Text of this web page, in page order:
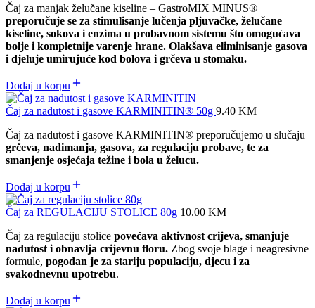
Čaj za manjak želučane kiseline – GastroMIX MINUS®
preporučuje se za stimulisanje lučenja pljuvačke, želučane
kiseline, sokova i enzima u probavnom sistemu što omogućava
bolje i kompletnije varenje hrane. Olakšava eliminisanje gasova
i djeluje umirujuće kod bolova i grčeva u stomaku.
Dodaj u korpu
Čaj za nadutost i gasove KARMINITIN® 50g 9.40 KM
Čaj za nadutost i gasove KARMINITIN® preporučujemo u slučaju
grčeva, nadimanja, gasova, za regulaciju probave, te za
smanjenje osjećaja težine i bola u želucu.
Dodaj u korpu
Čaj za REGULACIJU STOLICE 80g 10.00 KM
Čaj za regulaciju stolice povećava aktivnost crijeva, smanjuje
nadutost i obnavlja crijevnu floru. Zbog svoje blage i neagresivne
formule, pogodan je za stariju populaciju, djecu i za
svakodnevnu upotrebu.
Dodaj u korpu